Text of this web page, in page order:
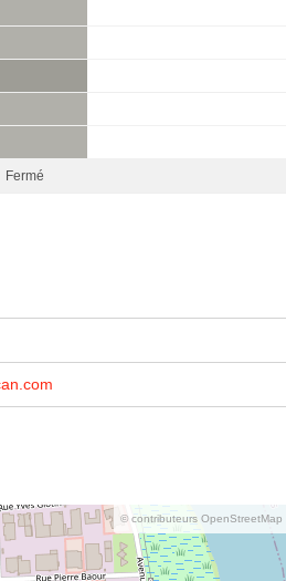
Fermé
© contributeurs OpenStreetMap